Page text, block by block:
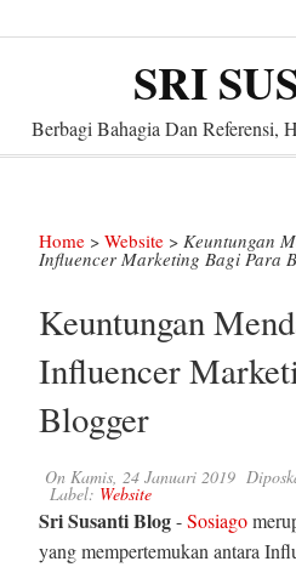
SRI
Berbagi Bahagia Dan Referensi,
Home >Website >Keuntungan
Influencer Marketing Bagi Para
Keuntungan
Influencer
Blogger
On Kamis, 24 Januari 2019
Label: Website
Sri Susanti Blog-Sosiago
yang mempertemukan antara